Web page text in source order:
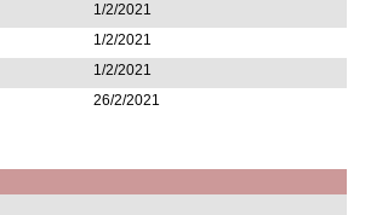
1/2/2021
1/2/2021
1/2/2021
26/2/2021